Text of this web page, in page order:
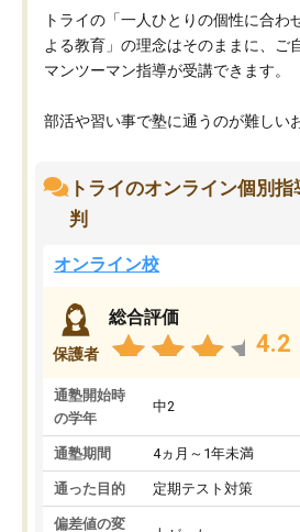
トライの「一人ひとりの個性に合わ
よる教育」の理念はそのままに、ご
マンツーマン指導が受講できます。
部活や習い事で塾に通うのが難しいお
トライのオンライン個別
判
オンライン校
保護者
総合評価
4.2
通塾開始時
の学年
中2
通塾期間 4ヵ月～1年未満
通った目的 定期テスト対策
偏差値の変